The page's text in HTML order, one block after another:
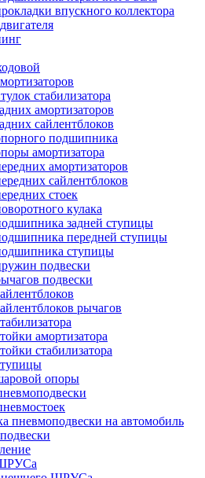
впускного коллектора
стабилизатора
амортизаторов
сайлентблоков
подшипника
амортизатора
амортизаторов
сайлентблоков
стоек
кулака
задней ступицы
передней ступицы
ступицы
подвески
подвески
рычагов
амортизатора
стабилизатора
опоры
пневмоподвески на автомобиль